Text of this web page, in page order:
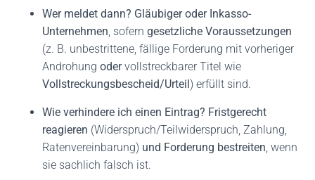
Wer meldet dann? Gläubiger oder Inkasso-
Unternehmen, sofern gesetzliche Voraussetzungen
(z. B. unbestrittene, fällige Forderung mit vorheriger
Androhung odervollstreckbarer Titel wie
Vollstreckungsbescheid/Urteil) erfüllt sind.
Wie verhindere ich einen Eintrag? Fristgerecht
reagieren (Widerspruch/Teilwiderspruch, Zahlung,
Ratenvereinbarung) und Forderung bestreiten, wenn
sie sachlich falsch ist.